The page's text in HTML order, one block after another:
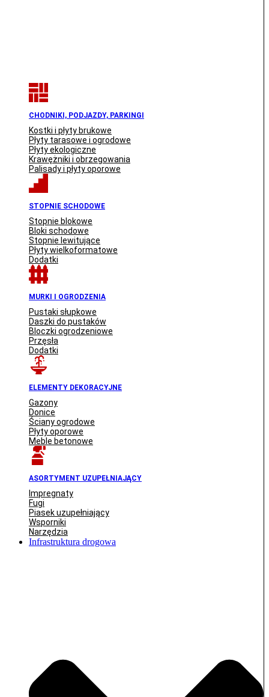
CHODNIKI, PODJAZDY, PARKINGI
Kostki i płyty brukowe
Płyty tarasowe i ogrodowe
Płyty ekologiczne
Krawężniki i obrzegowania
Palisady i płyty oporowe
STOPNIE SCHODOWE
Stopnie blokowe
Bloki schodowe
Stopnie lewitujące
Płyty wielkoformatowe
Dodatki
MURKI I OGRODZENIA
Pustaki słupkowe
Daszki do pustaków
Bloczki ogrodzeniowe
Przęsła
Dodatki
ELEMENTY DEKORACYJNE
Gazony
Donice
Ściany ogrodowe
Płyty oporowe
Meble betonowe
ASORTYMENT UZUPEŁNIAJĄCY
Impregnaty
Fugi
Piasek uzupełniający
Wsporniki
Narzędzia
Infrastruktura drogowa